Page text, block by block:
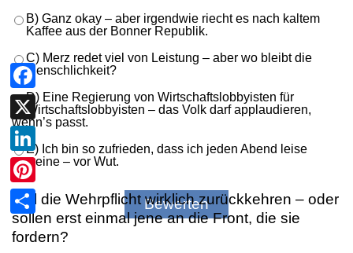
B) Ganz okay – aber irgendwie riecht es nach kaltem
Kaffee aus der Bonner Republik.
C) Merz redet viel von Leistung – aber wo bleibt die
Menschlichkeit?
D) Eine Regierung von Wirtschaftslobbyisten für
Wirtschaftslobbyisten – das Volk darf applaudieren,
wenn’s passt.
E) Ich bin so zufrieden, dass ich jeden Abend leise
weine – vor Wut.
Soll die Wehrpflicht wirklich zurückkehren – oder
sollen erst einmal jene an die Front, die sie
fordern?
Facebook
X
LinkedIn
Pinterest
Teilen